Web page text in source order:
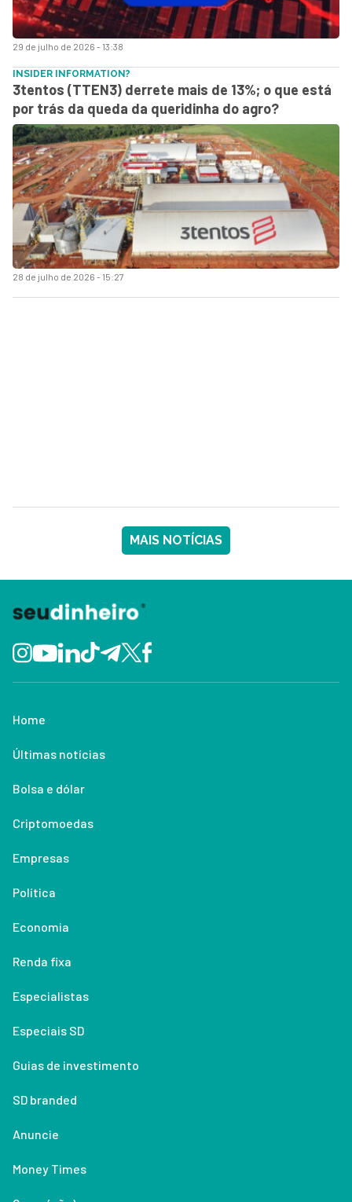
29 de julho de 2026 - 13:38
28 de julho de 2026 - 15:27
INSIDER INFORMATION?
3tentos (TTEN3) derrete mais de 13%; o que está
por trás da queda da queridinha do agro?
MAIS NOTÍCIAS
Home
Últimas notícias
Bolsa e dólar
Criptomoedas
Empresas
Política
Economia
Renda fixa
Especialistas
Especiais SD
Guias de investimento
SD branded
Anuncie
Money Times